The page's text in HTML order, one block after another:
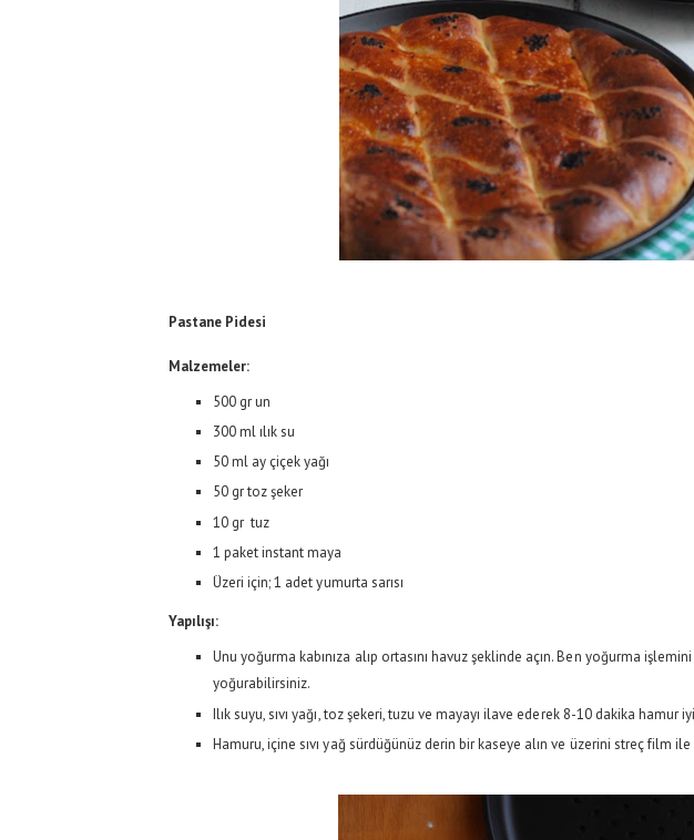
Pastane Pidesi
Malzemeler:
500 gr un
300 ml ılık su
50 ml ay çiçek yağı
50 gr toz şeker
10 gr tuz
1 paket instant maya
Üzeri için; 1 adet yumurta sarısı
Yapılışı:
Unu yoğurma kabınıza alıp ortasını havuz şeklinde açın. Ben yoğurma
yoğurabilirsiniz.
Ilık suyu, sıvı yağı, toz şekeri, tuzu ve mayayı ilave ederek 8-10 dakika hamur
Hamuru, içine sıvı yağ sürdüğünüz derin bir kaseye alın ve üzerini streç film